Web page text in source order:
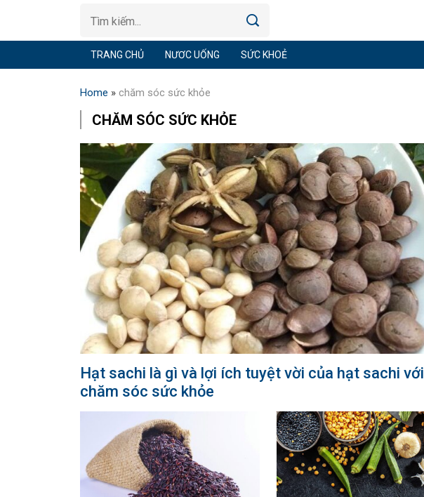
TRANG CHỦ NƯƠC UỐNG SỨC KHOẺ
Home » chăm sóc sức khỏe
CHĂM SÓC SỨC KHỎE
Hạt sachi là gì và lợi ích tuyệt vời của hạt sachi với
chăm sóc sức khỏe